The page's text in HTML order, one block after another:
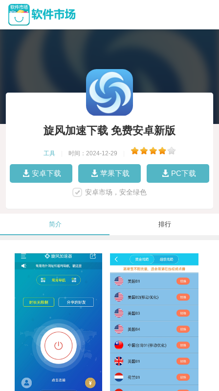
旋风加速下载 免费安卓新版
工具 时间：2024-12-29
安卓下载 苹果下载 PC下载
安卓市场，安全绿色
简介 排行